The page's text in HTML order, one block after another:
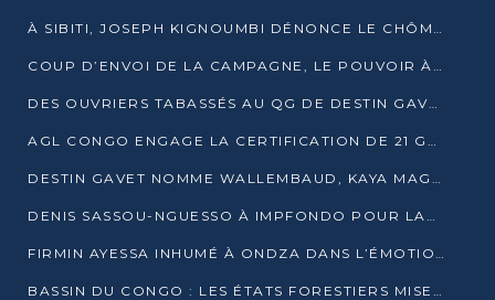
À SIBITI, JOSEPH KIGNOUMBI DÉNONCE LE CHÔMAGE ET LES DÉFAILLANCES DE L’ÉTAT
COUP D’ENVOI DE LA CAMPAGNE, LE POUVOIR À POINTE-NOIRE, L’OPPOSITION À OUESSO ET SIBITI
DES OUVRIERS TABASSÉS AU QG DE DESTIN GAVET À 24 HEURES DE L’OUVERTURE DE LA CAMPAGNE
AGL CONGO ENGAGE LA CERTIFICATION DE 21 GRUTIERS AUX NORMES INTERNATIONALES
DESTIN GAVET NOMME WALLEMBAUD, KAYA MAGANE, BOUDZIKA ET MBOUSSA-ELLAH AUX COMMANDES DE SA CAMPAGNE
DENIS SASSOU-NGUESSO À IMPFONDO POUR LANCER LE CORRIDOR 13
FIRMIN AYESSA INHUMÉ À ONDZA DANS L’ÉMOTION ET LE RECUEILLEMENT
BASSIN DU CONGO : LES ÉTATS FORESTIERS MISENT SUR LES MARCHÉS CARBONE